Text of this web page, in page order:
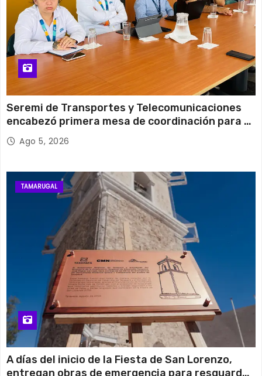
Seremi de Transportes y Telecomunicaciones
encabezó primera mesa de coordinación para el
retiro de cables en desuso en Iquique
Ago 5, 2026
TAMARUGAL
A días del inicio de la Fiesta de San Lorenzo,
entregan obras de emergencia para resguardar